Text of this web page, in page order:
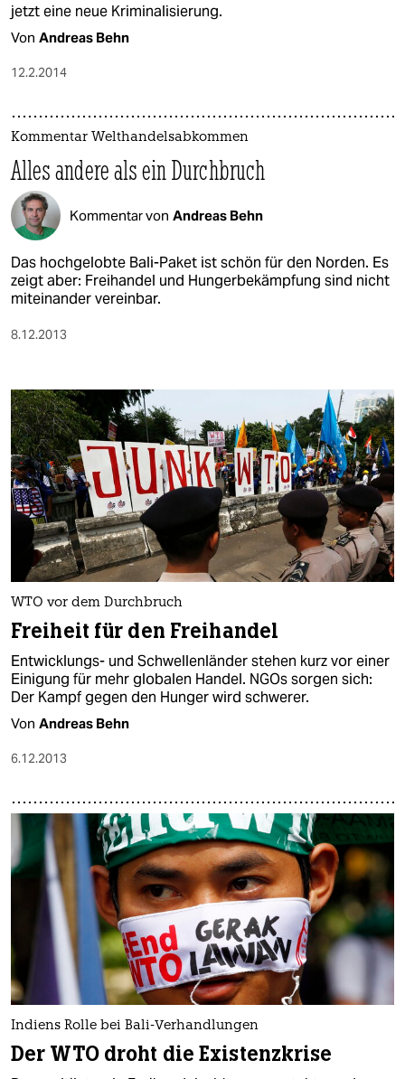
jetzt eine neue Kriminalisierung.
Von Andreas Behn
12.2.2014
Kommentar Welthandelsabkommen
Alles andere als ein Durchbruch
Kommentar von Andreas Behn
Das hochgelobte Bali-Paket ist schön für den Norden. Es
zeigt aber: Freihandel und Hungerbekämpfung sind nicht
miteinander vereinbar.
8.12.2013
WTO vor dem Durchbruch
Freiheit für den Freihandel
Entwicklungs- und Schwellenländer stehen kurz vor einer
Einigung für mehr globalen Handel. NGOs sorgen sich:
Der Kampf gegen den Hunger wird schwerer.
Von Andreas Behn
6.12.2013
Indiens Rolle bei Bali-Verhandlungen
Der WTO droht die Existenzkrise